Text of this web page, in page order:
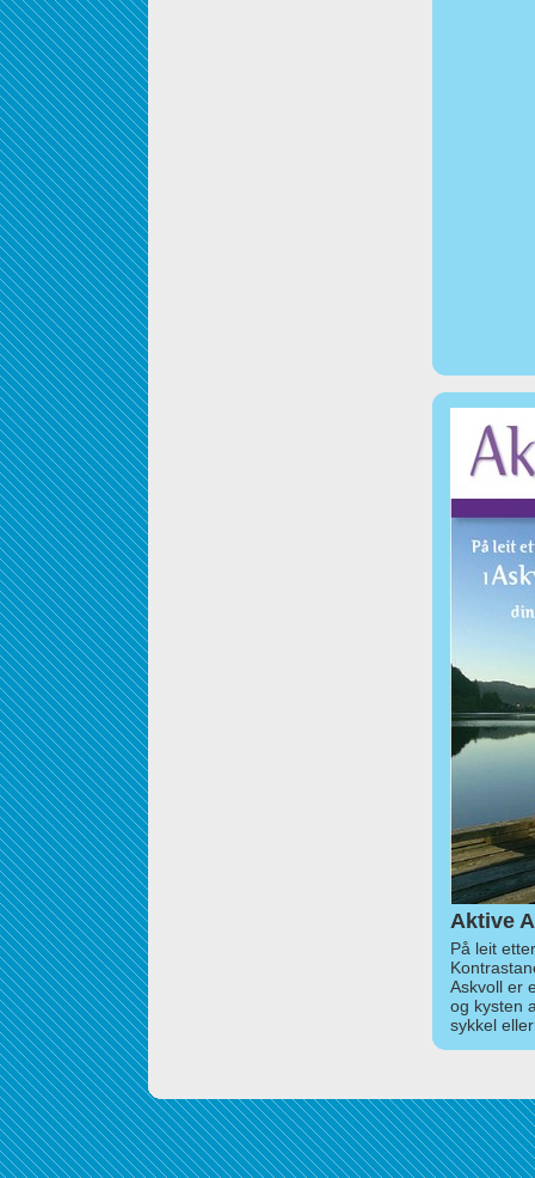
Aktive
På leit
Askvoll er
og kysten
sykkel